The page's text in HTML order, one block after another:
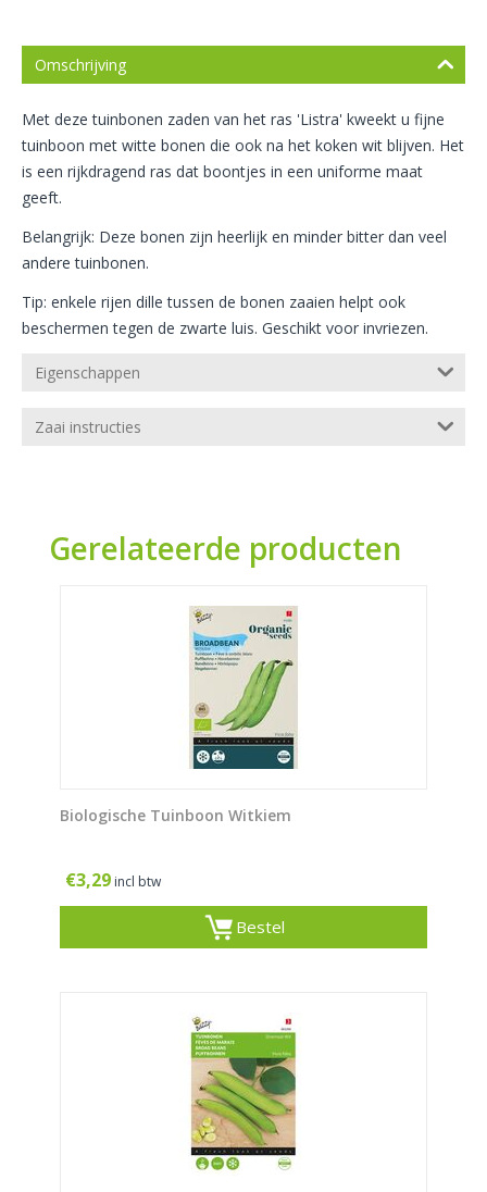
Omschrijving
Met deze tuinbonen zaden van het ras 'Listra' kweekt u fijne
tuinboon met witte bonen die ook na het koken wit blijven. Het
is een rijkdragend ras dat boontjes in een uniforme maat
geeft.
Belangrijk: Deze bonen zijn heerlijk en minder bitter dan veel
andere tuinbonen.
Tip: enkele rijen dille tussen de bonen zaaien helpt ook
beschermen tegen de zwarte luis. Geschikt voor invriezen.
Eigenschappen
Zaai instructies
Gerelateerde producten
Biologische Tuinboon Witkiem
€3,29 incl btw
Bestel